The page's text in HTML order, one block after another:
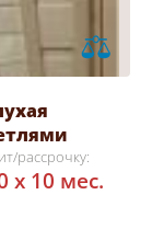
рассрочку:
x 10 мес.